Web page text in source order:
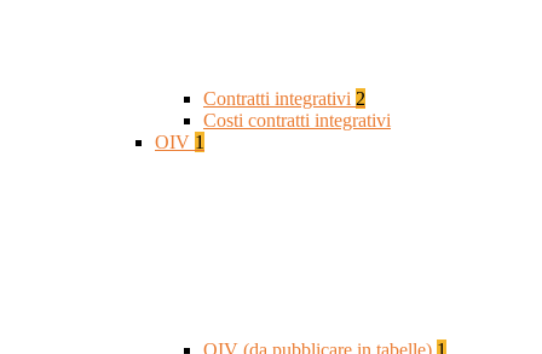
Contratti integrativi 2
Costi contratti integrativi
OIV 1